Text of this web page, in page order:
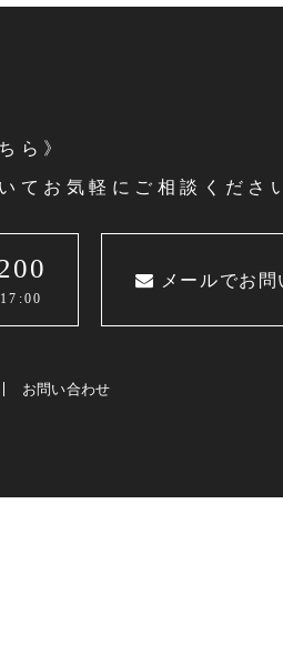
ら》
てお気軽にご相談くださ
メールでお問
お問い合わせ